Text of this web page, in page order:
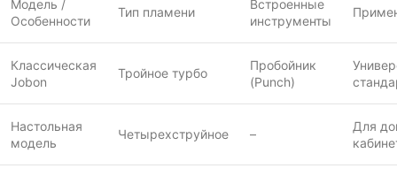
Модель /
Особенности
Тип пламени
Встроенные
инструменты
Классическая
Jobon
Тройное турбо
Пробойник
(Punch)
Настольная
модель
Четырехструйное –
Для